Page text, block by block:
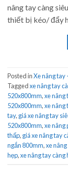
nâng tay càng
thiết bị kéo/ đẩy
Posted inXe nâng tay
Taggedxe nâng tay
520x800mm,xe nâng
520x800mm,xe nâng
tay, giá xe nâng tay
520x800mm,xe nâng
thấp, giá xe nâng tay
ngắn 800mm,xe
hẹp,xe nâng tay càng